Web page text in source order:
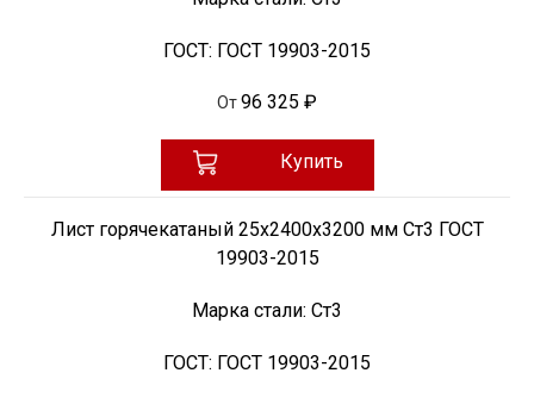
ГОСТ: ГОСТ 19903-2015
От96 325 ₽
Купить
Лист горячекатаный 25х2400х3200 мм Ст3 ГОСТ
19903-2015
Марка стали: Ст3
ГОСТ: ГОСТ 19903-2015